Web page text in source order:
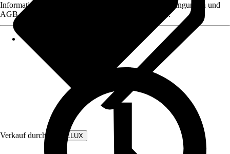
Verkauf durch: WALLLUX
Informationen des Verkäufers, wie z. B. Rückgabebedingungen und
AGB, finden Sie bei Klick auf den Verkäufernamen.